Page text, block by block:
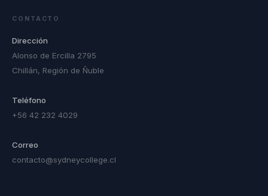
CONTACTO
Dirección
Alonso de Ercilla 2795
Chillán, Región de Ñuble
Teléfono
+56 42 232 4029
Correo
contacto@sydneycollege.cl